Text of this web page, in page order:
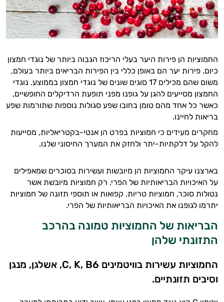
החמוציות הן פירות היער בעלי הריכוז הגבוה ביותר של נוגדי חמצון
כיום. פירות יער הם באופן כללי בין הפירות הבריאים ביותר בעולם,
משום שהם מכילים 17 סוגים שונים של נוגדי חמצון בממוצע. נוגדי
החמצון מסייעים להגן על גופנו מפני תופעת הרדיקלים החופשיים,
כאשר כל אחד מהם טומן בחובו שפע סגולות נוספות שתורמות שפע
בריאות לחיינו.
מחקרים מעידים כי חמוציות בפרט הן אנטי-בקטריאליות, מסייעות
להקל על דלקתיות-יתר ולחזק את המערך החיסוני שלנו.
בארצנו עיקר החמוציות הן מיובשות ועשירות בסוכרים שמאפילים
על האיכויות הבריאותיות של הפרי. רק חמוציות מיובשת אשר
נטולות סוכר, חמוציות טריות, קפואות או תוספי תזונה של חמוציות
יתרמו לגופנו את האיכויות הבריאותיות של הפרי.
הבריאות של החמוציות טמונה בהרכב
התזונתי שלהן
החמוציות עשירות בוויטמינים C, K, B6, אשלגן, מנגן
וסיבים תזונתיים.